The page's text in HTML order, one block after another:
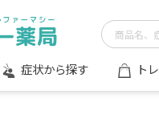
症状から探す ト